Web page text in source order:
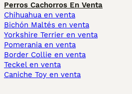
Perros Cachorros En Venta
Chihuahua en venta
Bichón Maltés en venta
Yorkshire Terrier en venta
Pomerania en venta
Border Collie en venta
Teckel en venta
Caniche Toy en venta